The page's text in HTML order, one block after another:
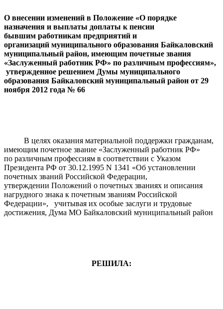
О внесении изменений в Положение «О порядке
назначения и выплаты доплаты к пенсии
бывшим работникам предприятий и
организаций муниципального образования Байкаловский
муниципальный район, имеющим почетные звания
«Заслуженный работник РФ» по различным профессиям»,
утвержденное решением Думы муниципального
образования Байкаловский муниципальный район от 29
ноября 2012 года № 66
В целях оказания материальной поддержки гражданам,
имеющим почетное звание «Заслуженный работник РФ»
по различным профессиям в соответствии с Указом
Президента РФ от 30.12.1995 N 1341 «Об установлении
почетных званий Российской Федерации,
утверждении Положений о почетных званиях и описания
нагрудного знака к почетным званиям Российской
Федерации», учитывая их особые заслуги и трудовые
достижения, Дума МО Байкаловский муниципальный район
РЕШИЛА: